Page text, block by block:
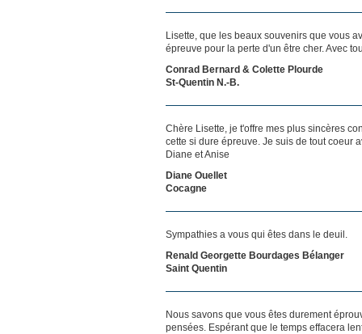
Lisette, que les beaux souvenirs que vous
épreuve pour la perte d'un être cher. Avec
Conrad Bernard & Colette Plourde
St-Quentin N.-B.
Chère Lisette, je t'offre mes plus sincères
cette si dure épreuve. Je suis de tout coeur
Diane et Anise
Diane Ouellet
Cocagne
Sympathies a vous qui êtes dans le deuil.
Renald Georgette Bourdages Bélanger
Saint Quentin
Nous savons que vous êtes durement
pensées. Espérant que le temps effacera